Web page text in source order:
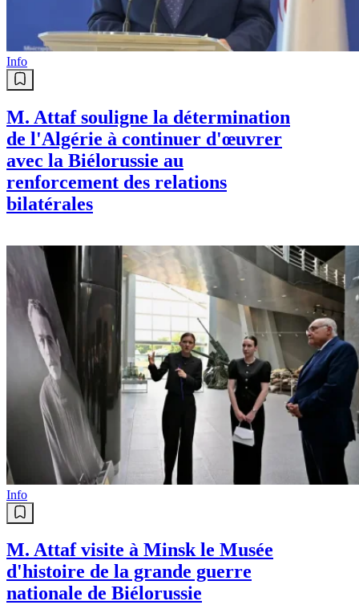
Info
M. Attaf souligne la détermination
de l'Algérie à continuer d'œuvrer
avec la Biélorussie au
renforcement des relations
bilatérales
Info
M. Attaf visite à Minsk le Musée
d'histoire de la grande guerre
nationale de Biélorussie